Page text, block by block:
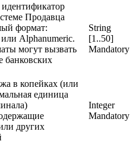
Продавца
формат:
Alphanumeric.
могут вызвать
банковских
String
[1..50]
Mandatory
в копейках (или
единица
других
Integer
Mandatory